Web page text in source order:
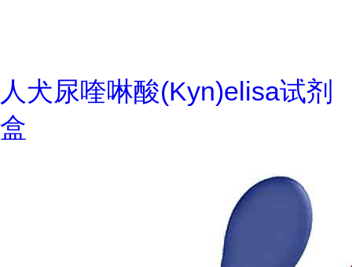
人犬尿喹啉酸(Kyn)elisa试剂
盒